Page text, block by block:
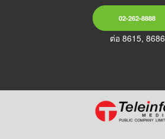
02-262-8888
ต่อ 8615, 8686